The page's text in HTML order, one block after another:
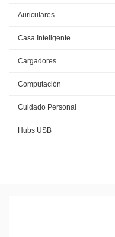
Auriculares
Casa Inteligente
Cargadores
Computación
Cuidado Personal
Hubs USB